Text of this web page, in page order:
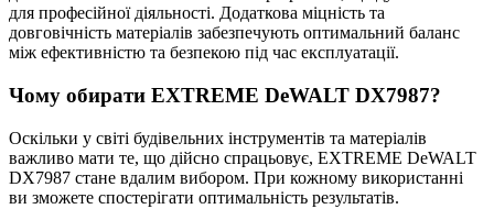
для професійної діяльності. Додаткова міцність та
довговічність матеріалів забезпечують оптимальний баланс
між ефективністю та безпекою під час експлуатації.
Чому обирати EXTREME DeWALT DX7987?
Оскільки у світі будівельних інструментів та матеріалів
важливо мати те, що дійсно спрацьовує, EXTREME DeWALT
DX7987 стане вдалим вибором. При кожному використанні
ви зможете спостерігати оптимальність результатів.